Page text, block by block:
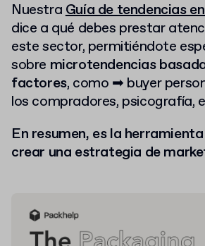
NuestraGuía de tendencias
dice a qué debes prestar
este sector, permitiéndote
sobre microtendencias
factores, como ➡ buyer
los compradores, psicografía,
En resumen, es la
crear una estrategia de